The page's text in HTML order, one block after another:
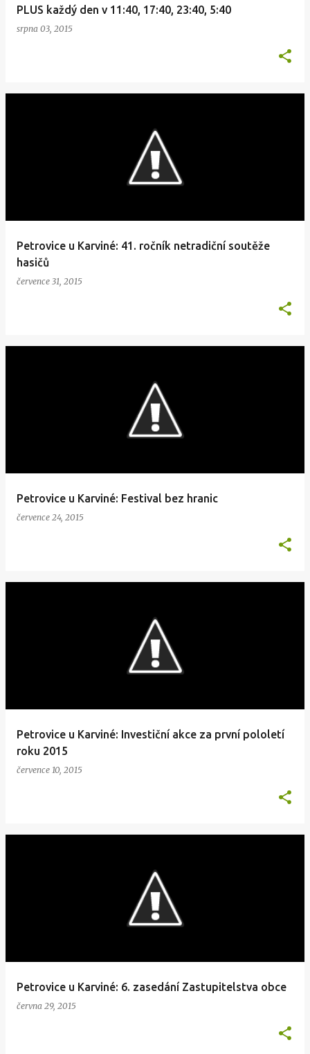
PLUS každý den v 11:40, 17:40, 23:40, 5:40
srpna 03, 2015
Petrovice u Karviné: 41. ročník netradiční soutěže
hasičů
července 31, 2015
Petrovice u Karviné: Festival bez hranic
července 24, 2015
Petrovice u Karviné: Investiční akce za první pololetí
roku 2015
července 10, 2015
Petrovice u Karviné: 6. zasedání Zastupitelstva obce
června 29, 2015